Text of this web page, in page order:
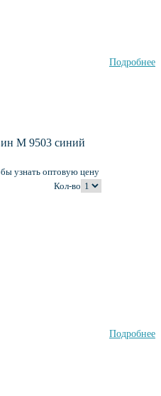
Подробнее
М 9503 синий
узнать оптовую цену
Кол-во
Подробнее